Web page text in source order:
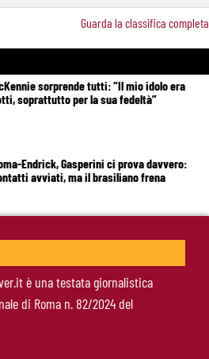
Guarda la classifica completa
sorprende tutti: “Il mio idolo era
soprattutto per la sua fedeltà”
Endrick, Gasperini ci prova davvero:
avviati, ma il brasiliano frena
Roma, arrivo oggi: il passaporto può
è una testata giornalistica
di Roma n. 82/2024 del